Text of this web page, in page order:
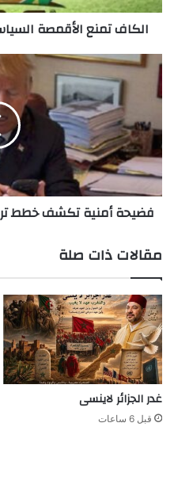
الكاف تمنع الأقمصة
فضيحة
أمنية
تكشف
ترامب
لضرب
الحوثيين
في
اليمن
فضيحة أمنية تكشف خطط
مقالات ذات صلة
غدر الجزائر لاينسى
قبل 6 ساعات